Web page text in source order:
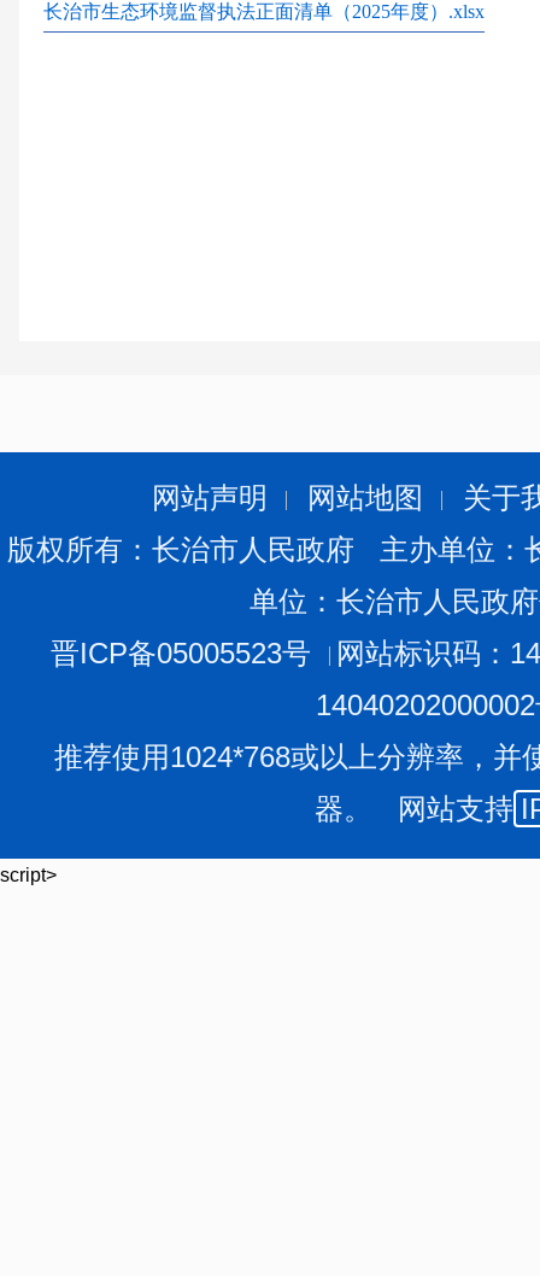
长治市生态环境监督执法正面清单（2025年度）.xlsx
网站声明 网站地图
关于
版权所有：长治市人民政府 主办单位
单位：长治市人民政
晋ICP备05005523号
网站标识码：
推荐使用1024*768或以上分辨率，并
器。 网站支持
script>